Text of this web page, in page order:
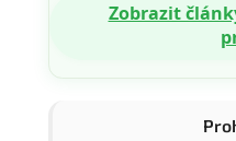
Zobrazit